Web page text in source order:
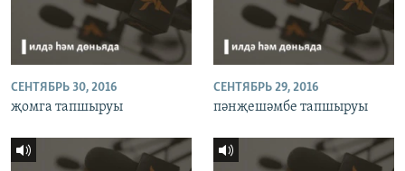
СЕНТЯБРЬ 30, 2016
җомга тапшыруы
СЕНТЯБРЬ 29, 2016
пәнҗешәмбе тапшыруы